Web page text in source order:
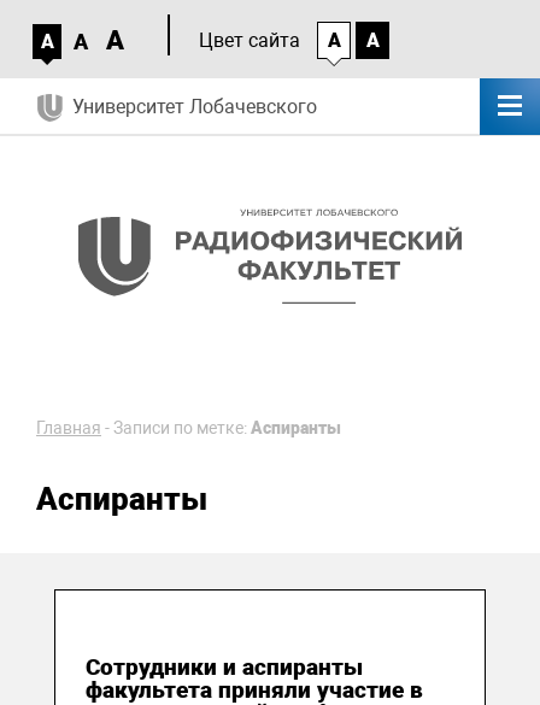
A A A Цвет сайта A A
Университет Лобачевского
Главная -Записи по метке: Аспиранты
Аспиранты
Сотрудники и аспиранты
факультета приняли участие в